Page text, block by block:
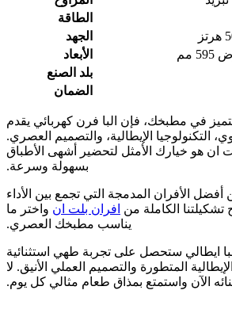
الطاقة
الجهد
الأبعاد
بلد الصنع
الضمان
في مطبخك، فإن البا فرن كهربائي يقدم
التكنولوجيا الإيطالية، والتصميم العصري.
ان هو خيارك الأمثل لتحضير أشهى الأطباق
بسهولة وسرعة.
الأفران المدمجة التي تجمع بين الأداء
الكاملة من افران بلت ان واختر ما
يناسب مطبخك العصري.
ايطالي ستحصل على تجربة طهي استثنائية
المتطورة والتصميم العملي الأنيق. لا
الآن واستمتع بمذاق طعام مثالي كل يوم.